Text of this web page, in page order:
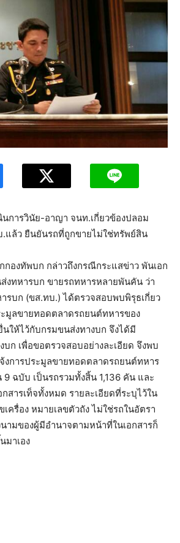
นการวินัย-อาญา จนท.เกี่ยวข้องปลอม
.แล้ว ยืนยันรถที่ถูกขายไม่ใช่ทรัพย์สิน
กองทัพบก กล่าวถึงกรณีกระแสข่าว พันเอก
งทหารบก ขายรถทหารหลายพันคัน ว่า
รบก (ขส.ทบ.) ได้ตรวจสอบพบพิรุธเกี่ยว
ะมูลขายทอดตลาดรถยนต์ทหารของ
ให้ไว้กับกรมขนส่งทางบก จึงได้มี
ก เพื่อขอตรวจสอบอย่างละเอียด จึงพบ
งการประมูลขายทอดตลาดรถยนต์ทหาร
ฉบับ เป็นรถรวมทั้งสิ้น 1,136 คัน และ
กสารเท็จทั้งหมด รายละเอียดที่ระบุไว้ใน
เครื่อง หมายเลขตัวถัง ไม่ใช่รถในอัตรา
ามของผู้มีอำนาจตามหน้าที่ในเอกสารก็
มาเอง